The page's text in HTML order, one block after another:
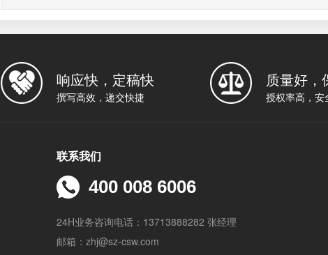
响应快，定稿快
撰写高效，递交快捷
质量好，
授权率高，安
联系我们
400 008 6006
24H业务咨询电话：13713888282 张经理
邮箱：zhj@sz-csw.com